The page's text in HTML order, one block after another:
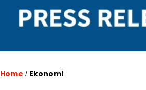
Home / Ekonomi